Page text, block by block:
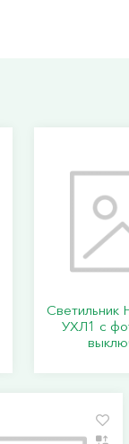
Светильник
УХЛ1 с